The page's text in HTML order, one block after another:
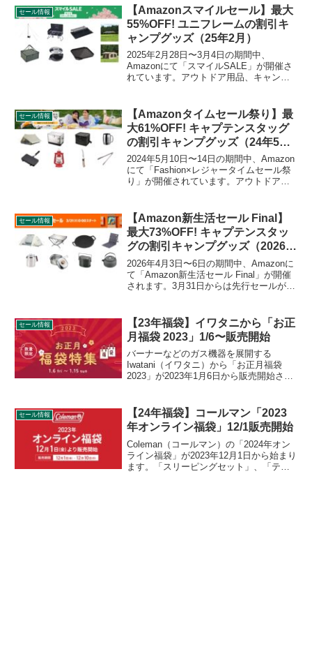
火台、トートバッグなどがお買い得で
す。詳細をレビューします。
セール情報
【Amazonスマイルセール】最大
55%OFF! ユニフレームの割引キ
ャンプグッズ（25年2月）
2025年2月28日〜3月4日の期間中、
Amazonにて「スマイルSALE」が開催さ
れています。アウトドア用品、キャンプ
グッズもお得に購入できます。詳細をレ
ビューしま...
セール情報
【Amazonタイムセール祭り】最
大61%OFF! キャプテンスタッグ
の割引キャンプグッズ（24年5
月）
2024年5月10日〜14日の期間中、Amazon
にて「Fashion×レジャータイムセール祭
り」が開催されています。アウトドア用
タッグ）のキャンプグッズもお得に購入
できます。詳細をレビューします。
セール情報
【Amazon新生活セール Final】
最大73%OFF! キャプテンスタッ
グの割引キャンプグッズ（2026
年）
2026年4月3日〜6日の期間中、Amazonに
て「Amazon新生活セール Final」が開催
されます。3月31日からは先行セールが開
CAPTAIN STAG（キャプテンスタッグ）
のキャンプグッズもお得に購入できま
す。詳細をレビューします。
セール情報
【23年福袋】イワタニから「お正
月福袋 2023」1/6〜販売開始
バーナーなどのガス機器を展開する
Iwatani（イワタニ）から「お正月福袋
2023」が2023年1月6日から販売開始され
どがセットになっています。詳細をレビ
ューします。
セール情報
【24年福袋】コールマン「2023
年オンライン福袋」12/1販売開始
Coleman（コールマン）の「2024年オン
ライン福袋」が2023年12月1日から始まり
ます。「スリーピングセット」、「ティ